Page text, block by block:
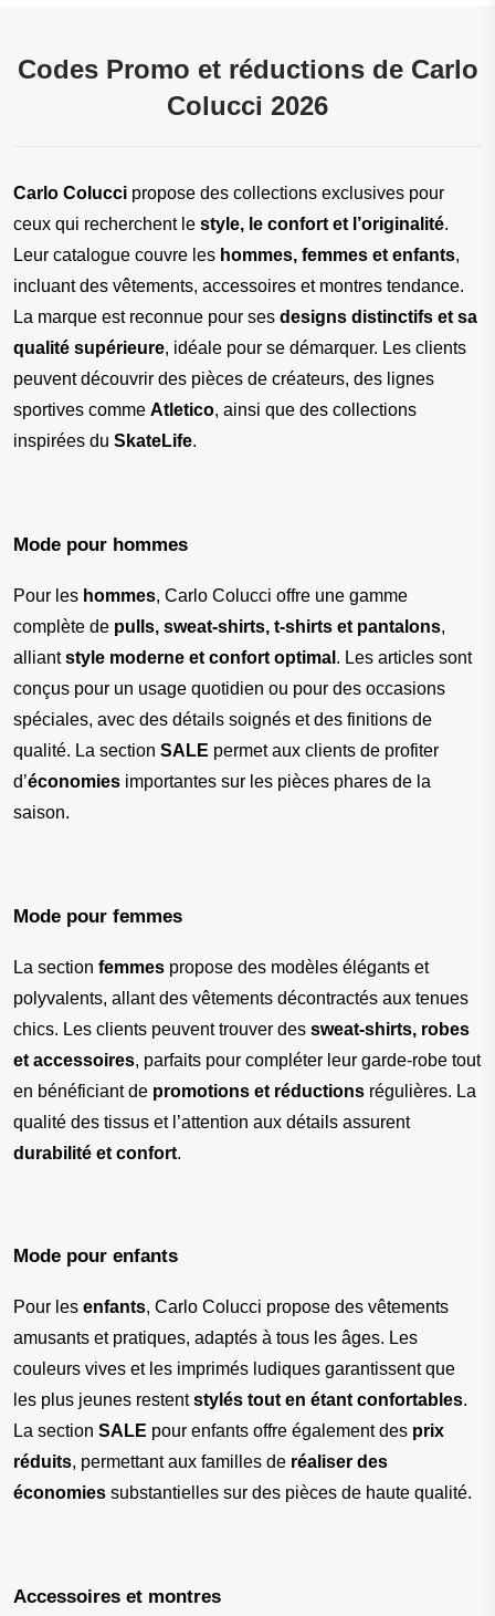
Codes Promo et réductions de Carlo
Colucci 2026
Carlo Colucci propose des collections exclusives pour
ceux qui recherchent le style, le confort et l’originalité.
Leur catalogue couvre les hommes, femmes et enfants,
incluant des vêtements, accessoires et montres tendance.
La marque est reconnue pour ses designs distinctifs et sa
qualité supérieure, idéale pour se démarquer. Les clients
peuvent découvrir des pièces de créateurs, des lignes
sportives comme Atletico, ainsi que des collections
inspirées du SkateLife.
Mode pour hommes
Pour les hommes, Carlo Colucci offre une gamme
complète de pulls, sweat-shirts, t-shirts et pantalons,
alliant style moderne et confort optimal . Les articles sont
conçus pour un usage quotidien ou pour des occasions
spéciales, avec des détails soignés et des finitions de
qualité. La section SALE permet aux clients de profiter
d’économies importantes sur les pièces phares de la
saison.
Mode pour femmes
La section femmes propose des modèles élégants et
polyvalents, allant des vêtements décontractés aux tenues
chics. Les clients peuvent trouver des sweat-shirts, robes
et accessoires, parfaits pour compléter leur garde-robe tout
en bénéficiant de promotions et réductions régulières. La
qualité des tissus et l’attention aux détails assurent
durabilité et confort.
Mode pour enfants
Pour les enfants, Carlo Colucci propose des vêtements
amusants et pratiques, adaptés à tous les âges. Les
couleurs vives et les imprimés ludiques garantissent que
les plus jeunes restent stylés tout en étant confortables.
La section SALE pour enfants offre également des prix
réduits, permettant aux familles de réaliser des
économies substantielles sur des pièces de haute qualité.
Accessoires et montres